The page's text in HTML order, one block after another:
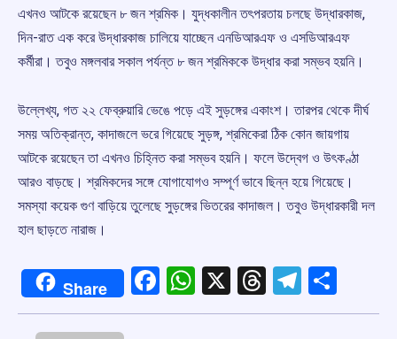
এখনও আটকে রয়েছেন ৮ জন শ্রমিক। যুদ্ধকালীন তৎপরতায় চলছে উদ্ধারকাজ,
দিন-রাত এক করে উদ্ধারকাজ চালিয়ে যাচ্ছেন এনডিআরএফ ও এসডিআরএফ
কর্মীরা। তবুও মঙ্গলবার সকাল পর্যন্ত ৮ জন শ্রমিককে উদ্ধার করা সম্ভব হয়নি।
উল্লেখ্য, গত ২২ ফেব্রুয়ারি ভেঙে পড়ে এই সুড়ঙ্গের একাংশ। তারপর থেকে দীর্ঘ
সময় অতিক্রান্ত, কাদাজলে ভরে গিয়েছে সুড়ঙ্গ, শ্রমিকেরা ঠিক কোন জায়গায়
আটকে রয়েছেন তা এখনও চিহ্নিত করা সম্ভব হয়নি। ফলে উদ্বেগ ও উৎকণ্ঠা
আরও বাড়ছে। শ্রমিকদের সঙ্গে যোগাযোগও সম্পূর্ণ ভাবে ছিন্ন হয়ে গিয়েছে।
সমস্যা কয়েক গুণ বাড়িয়ে তুলেছে সুড়ঙ্গের ভিতরের কাদাজল। তবুও উদ্ধারকারী দল
হাল ছাড়তে নারাজ।
Share Facebook
WhatsApp
X Threads